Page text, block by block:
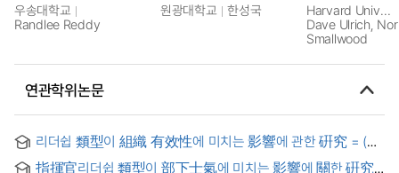
우송대학교
Randlee Reddy
원광대학교 한성국
Harvard University
Dave Ulrich,
Smallwood
연관학위논문
리더쉽 類型이 組織 有效性에 미치는 影響에 관한 硏究 = (A)
Study on the Effects of Types of Leadership on the
指揮官리더쉽 類型이 部下士氣에 미치는 影響에 關한 硏究 :